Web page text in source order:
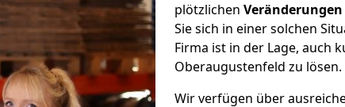
plötzlichen
Sie sich in einer solchen
Firma ist in der Lage, auch
Oberaugustenfeld zu lösen.
Wir verfügen über